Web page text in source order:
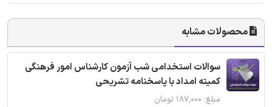
محصولات مشابه
سوالات استخدامی شب آزمون کارشناس امور فرهنگی
کمیته امداد با پاسخنامه تشریحی
مبلغ: ۱۸۷,۰۰۰ تومان